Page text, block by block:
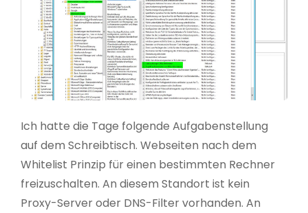
Ich hatte die Tage folgende Aufgabenstellung
auf dem Schreibtisch. Webseiten nach dem
Whitelist Prinzip für einen bestimmten Rechner
freizuschalten. An diesem Standort ist kein
Proxy-Server oder DNS-Filter vorhanden. An